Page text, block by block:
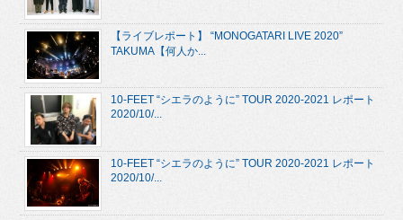
【ライブレポート】 “MONOGATARI LIVE 2020”
TAKUMA【何人か...
10-FEET “シエラのように” TOUR 2020-2021 レポート
2020/10/...
10-FEET “シエラのように” TOUR 2020-2021 レポート
2020/10/...